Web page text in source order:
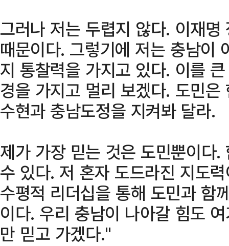
그러나 저는 두렵지 않다. 이재
때문이다. 그렇기에 저는 충남이
지 통찰력을 가지고 있다. 이를
경을 가지고 멀리 보겠다. 도민
수현과 충남도정을 지켜봐 달라.
제가 가장 믿는 것은 도민뿐이다
수 있다. 저 혼자 도드라진 지도
수평적 리더십을 통해 도민과 함
이다. 우리 충남이 나아갈 힘도
만 믿고 가겠다."